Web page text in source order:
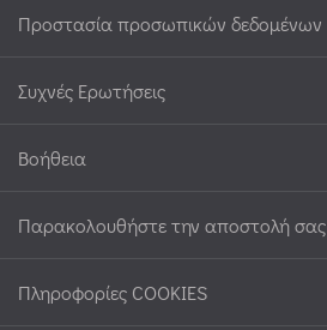
Προστασία προσωπικών δεδομένων
Συχνές Ερωτήσεις
Βοήθεια
Παρακολουθήστε την αποστολή σας
Πληροφορίες COOKIES